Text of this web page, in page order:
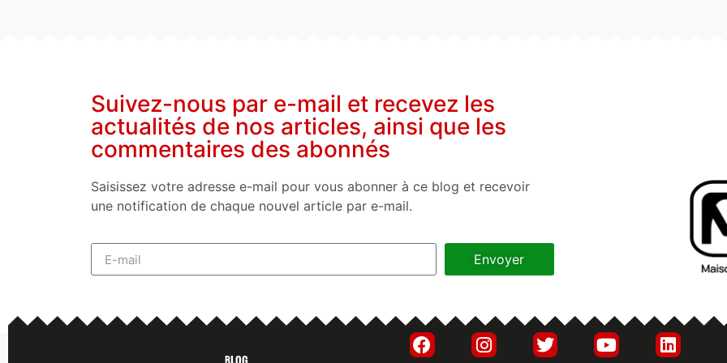
Suivez-nous par e-mail et recevez les
actualités de nos articles, ainsi que les
commentaires des abonnés
Saisissez votre adresse e-mail pour vous abonner à ce blog et recevoir
une notification de chaque nouvel article par e-mail.
Envoyer